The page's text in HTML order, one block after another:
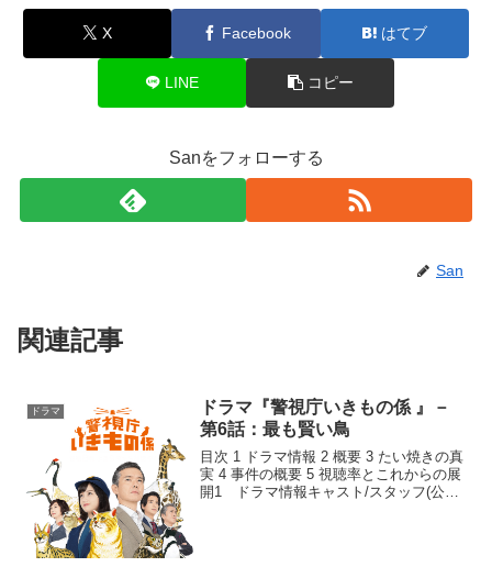
o
o
X Facebook はてブ
LINE コピー
Sanをフォローする
San
関連記事
ドラマ
ドラマ『警視庁いきもの係 』－
第6話：最も賢い鳥
目次 1 ドラマ情報 2 概要 3 たい焼きの真
実 4 事件の概要 5 視聴率とこれからの展
開1 ドラマ情報キャスト/スタッフ(公式